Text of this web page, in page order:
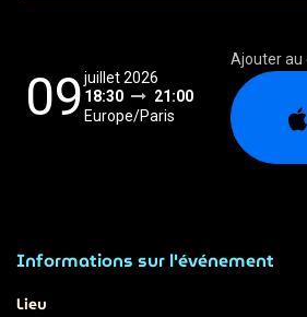
09juillet 2026
18:30
21:00
Europe/Paris
Ajouter au
Informations sur l'événement
Lieu